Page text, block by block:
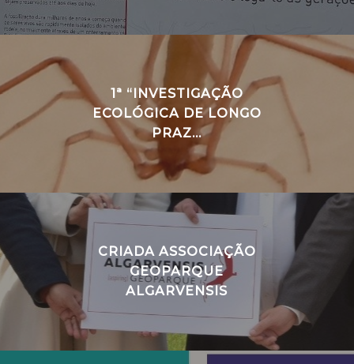
1ª “INVESTIGAÇÃO
ECOLÓGICA DE LONGO
PRAZ...
CRIADA ASSOCIAÇÃO
GEOPARQUE
ALGARVENSIS